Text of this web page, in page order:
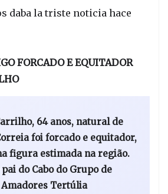
daba la triste noticia hace
FORCADO E EQUITADOR
64 anos, natural de
foi forcado e equitador,
figura estimada na região.
do Cabo do Grupo de
Amadores Tertúlia